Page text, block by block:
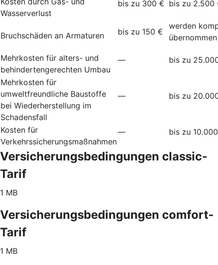
Wasserverlust
bis zu 300 € bis zu 2.500
Bruchschäden an Armaturen bis zu 150 €
werden
übernommen
Mehrkosten für alters- und
behindertengerechten Umbau
— bis zu
Mehrkosten für
umweltfreundliche Baustoffe
bei Wiederherstellung im
Schadensfall
— bis zu
Kosten für
Verkehrssicherungsmaßnahmen
— bis zu
Versicherungsbedingungen classic-
Tarif
1 MB
Versicherungsbedingungen comfort-
Tarif
1 MB